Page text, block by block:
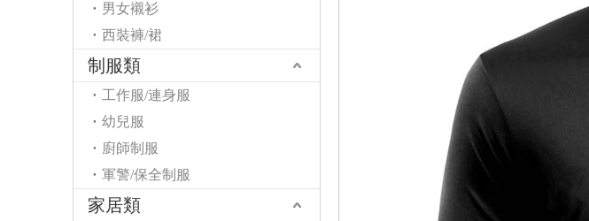
男女襯衫
西裝褲/裙
制服類
工作服/連身服
幼兒服
廚師制服
軍警/保全制服
家居類